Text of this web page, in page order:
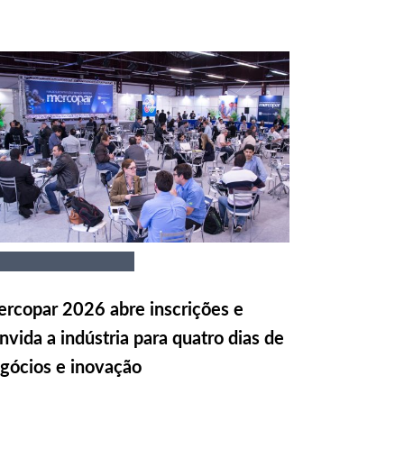
2026 abre inscrições e
a indústria para quatro dias de
e inovação